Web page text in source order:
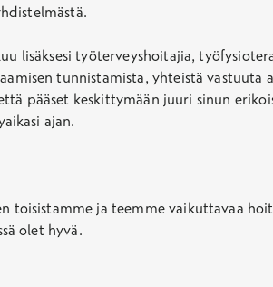
lisäksesi työterveyshoitajia,
tunnistamista, yhteistä vastuuta
pääset keskittymään juuri sinun
ajan.
toisistamme ja teemme vaikuttavaa
olet hyvä.